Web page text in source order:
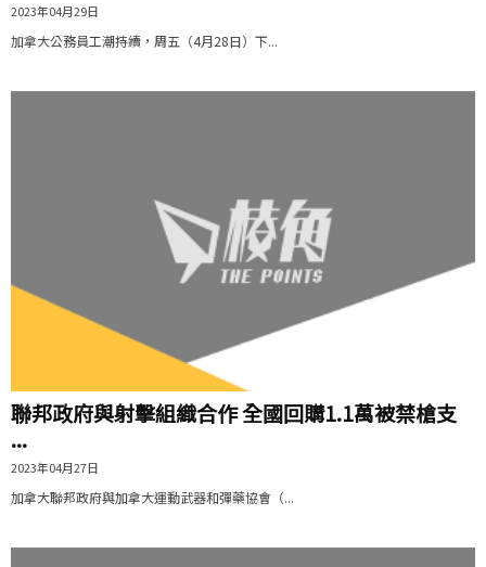
2023年04月29日
加拿大公務員工潮持續，周五（4月28日）下...
聯邦政府與射擊組織合作 全國回購1.1萬被禁槍支
...
2023年04月27日
加拿大聯邦政府與加拿大運動武器和彈藥協會（...